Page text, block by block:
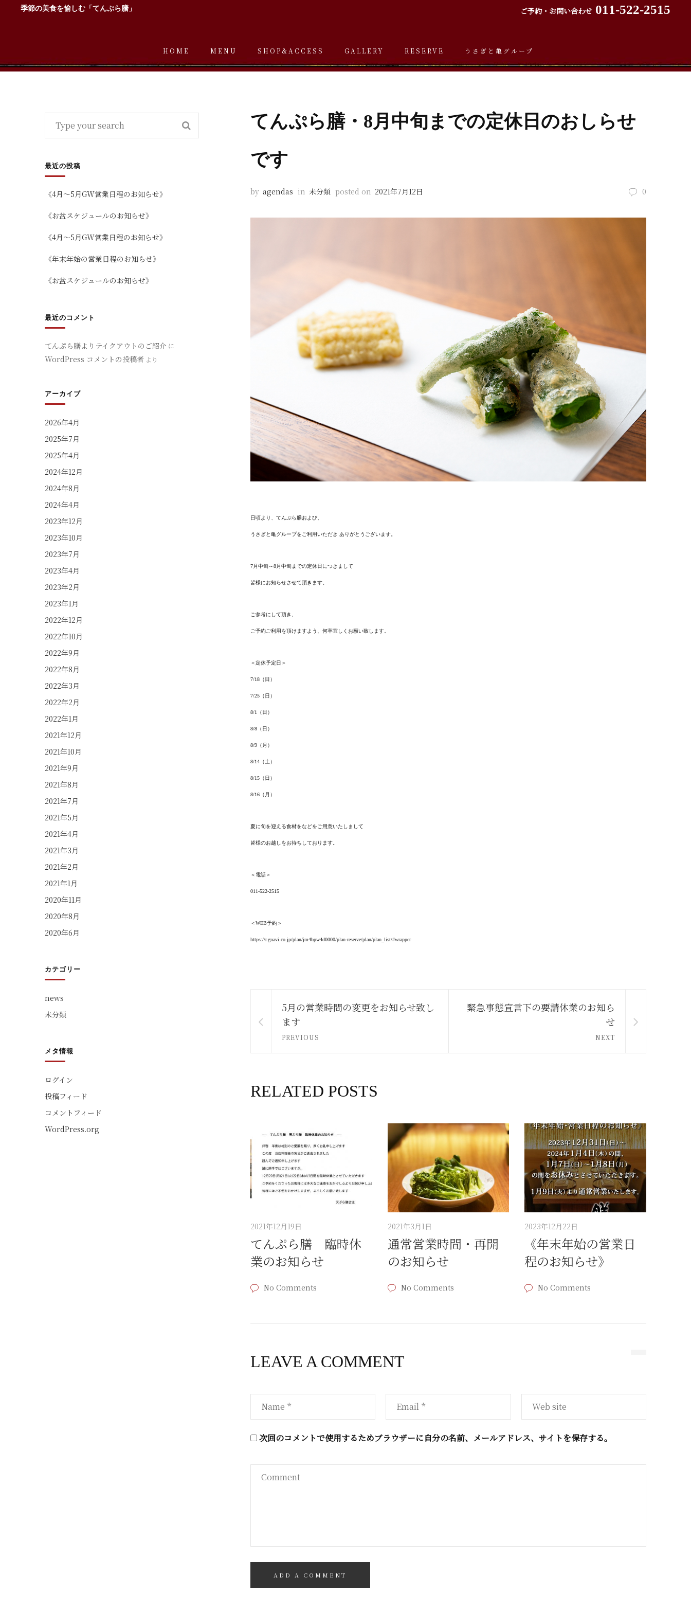
季節の美食を愉しむ「てんぷら膳」 ご予約・お問い合わせ 011-522-2515
HOME MENU SHOP&ACCESS GALLERY RESERVE うさぎと亀グループ
てんぷら膳・8月中旬までの定休日のおしらせ
です
by agendas in 未分類 posted on 2021年7月12日 0
日頃より、てんぷら膳および、
うさぎと亀グループをご利用いただき ありがとうございます。
7月中旬～8月中旬までの定休日につきまして
皆様にお知らせさせて頂きます。
ご参考にして頂き、
ご予約ご利用を頂けますよう、何卒宜しくお願い致します。
＜定休予定日＞
7/18（日）
7/25（日）
8/1（日）
8/8（日）
8/9（月）
8/14（土）
8/15（日）
8/16（月）
夏に旬を迎える食材をなどをご用意いたしまして
皆様のお越しをお待ちしております。
＜電話＞
011-522-2515
＜WEB予約＞
https://r.gnavi.co.jp/plan/jm4bpw4d0000/plan-reserve/plan/plan_list/#wrapper
5月の営業時間の変更をお知らせ致し
ます
PREVIOUS
緊急事態宣言下の要請休業のお知ら
せ
NEXT
RELATED POSTS
2021年12月19日
てんぷら膳 臨時休
業のお知らせ
No Comments
2021年3月1日
通常営業時間・再開
のお知らせ
No Comments
2023年12月22日
《年末年始の営業日
程のお知らせ》
No Comments
LEAVE A COMMENT
次回のコメントで使用するためブラウザーに自分の名前、メールアドレス、サイトを保存する。
最近の投稿
《4月～5月GW営業日程のお知らせ》
《お盆スケジュールのお知らせ》
《4月～5月GW営業日程のお知らせ》
《年末年始の営業日程のお知らせ》
《お盆スケジュールのお知らせ》
最近のコメント
てんぷら膳よりテイクアウトのご紹介 に
WordPress コメントの投稿者 より
アーカイブ
2026年4月
2025年7月
2025年4月
2024年12月
2024年8月
2024年4月
2023年12月
2023年10月
2023年7月
2023年4月
2023年2月
2023年1月
2022年12月
2022年10月
2022年9月
2022年8月
2022年3月
2022年2月
2022年1月
2021年12月
2021年10月
2021年9月
2021年8月
2021年7月
2021年5月
2021年4月
2021年3月
2021年2月
2021年1月
2020年11月
2020年8月
2020年6月
カテゴリー
news
未分類
メタ情報
ログイン
投稿フィード
コメントフィード
WordPress.org